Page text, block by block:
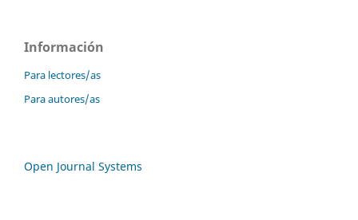
Información
Para lectores/as
Para autores/as
Open Journal Systems